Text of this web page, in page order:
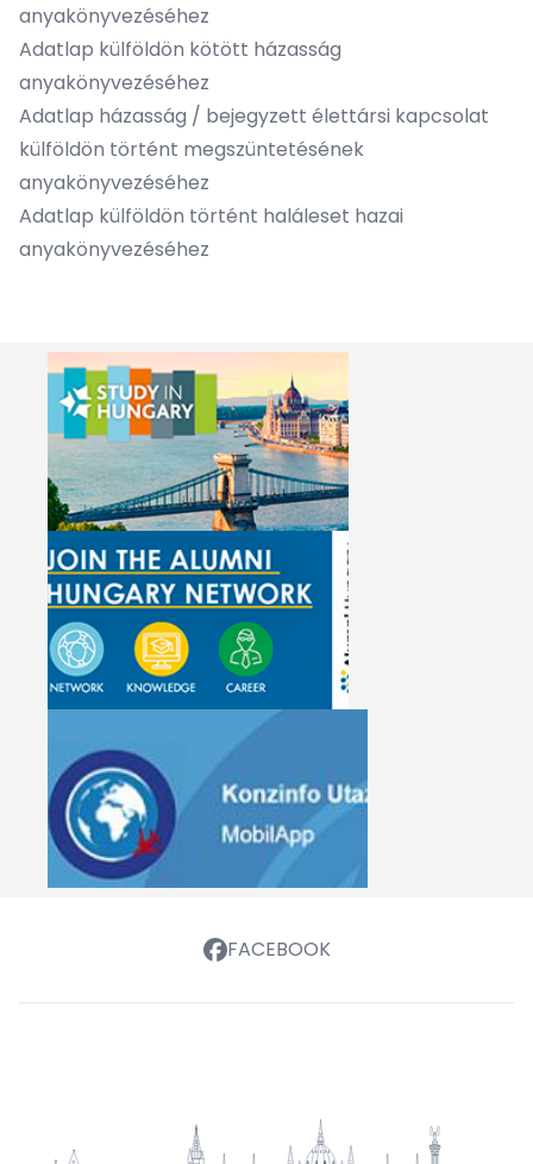
anyakönyvezéséhez
Adatlap külföldön kötött házasság
anyakönyvezéséhez
Adatlap házasság / bejegyzett élettársi kapcsolat
külföldön történt megszüntetésének
anyakönyvezéséhez
Adatlap külföldön történt haláleset hazai
anyakönyvezéséhez
FACEBOOK